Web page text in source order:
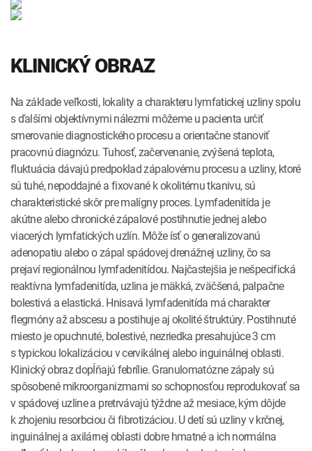
KLINICKÝ OBRAZ
Na základe veľkosti, lokality a charakteru lymfatickej uzliny spolu
s ďalšími objektívnymi nálezmi môžeme u pacienta určiť
smerovanie diagnostického procesu a orientačne stanoviť
pracovnú diagnózu. Tuhosť, začervenanie, zvýšená teplota,
fluktuácia dávajú predpoklad zápalovému procesu a uzliny, ktoré
sú tuhé, nepoddajné a fixované k okolitému tkanivu, sú
charakteristické skôr pre malígny proces. Lymfadenitída je
akútne alebo chronické zápalové postihnutie jednej alebo
viacerých lymfatických uzlín. Môže ísť o generalizovanú
adenopatiu alebo o zápal spádovej drenážnej uzliny, čo sa
prejaví regionálnou lymfadenitídou. Najčastejšia je nešpecifická
reaktívna lymfadenitída, uzlina je mäkká, zväčšená, palpačne
bolestivá a elastická. Hnisavá lymfadenitída má charakter
flegmóny až abscesu a postihuje aj okolité štruktúry. Postihnuté
miesto je opuchnuté, bolestivé, nezriedka presahujúce 3 cm
s typickou lokalizáciou v cervikálnej alebo inguinálnej oblasti.
Klinický obraz dopĺňajú febrílie. Granulomatózne zápaly sú
spôsobené mikroorganizmami so schopnosťou reprodukovať sa
v spádovej uzline a pretrvávajú týždne až mesiace, kým dôjde
k zhojeniu resorbciou či fibrotizáciou. U detí sú uzliny v krčnej,
inguinálnej a axilárnej oblasti dobre hmatné a ich normálna